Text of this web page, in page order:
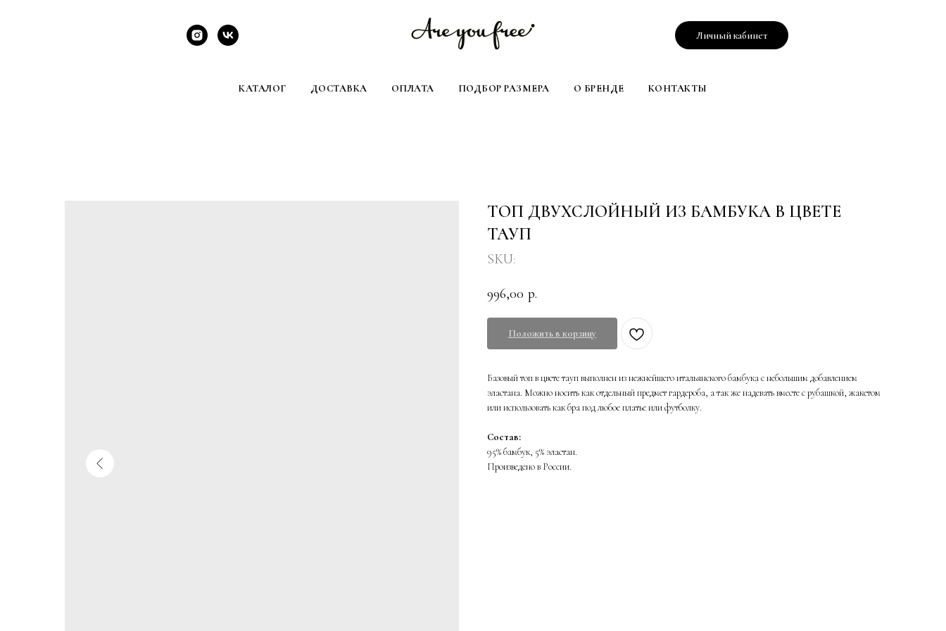
Личный кабинет
КАТАЛОГ ДОСТАВКА ОПЛАТА ПОДБОР РАЗМЕРА О БРЕНДЕ КОНТАКТЫ
ТОП ДВУХСЛОЙНЫЙ ИЗ БАМБУКА В ЦВЕТЕ
ТАУП
SKU:
996,00 р.
Положить в корзину
Базовый топ в цвете тауп выполнен из нежнейшего итальянского бамбука с небольшим добавлением
эластана. Можно носить как отдельный предмет гардероба, а так же надевать вместе с рубашкой, жакетом
или использовать как бра под любое платье или футболку.
Состав:
95% бамбук, 5% эластан.
Произведено в России.